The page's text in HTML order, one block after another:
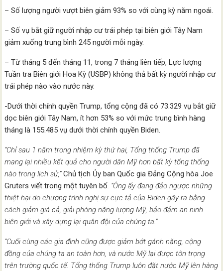
– Số lượng người vượt biên giảm 93% so với cùng kỳ năm ngoái.
– Số vụ bắt giữ người nhập cư trái phép tại biên giới Tây Nam
giảm xuống trung bình 245 người mỗi ngày.
– Từ tháng 5 đến tháng 11, trong 7 tháng liên tiếp, Lực lượng
Tuần tra Biên giới Hoa Kỳ (USBP) không thả bất kỳ người nhập cư
trái phép nào vào nước này.
-Dưới thời chính quyền Trump, tổng cộng đã có 73.329 vụ bắt giữ
dọc biên giới Tây Nam, ít hơn 53% so với mức trung bình hàng
tháng là 155.485 vụ dưới thời chính quyền Biden.
“Chỉ sau 1 năm trong nhiệm kỳ thứ hai, Tổng thống Trump đã
mang lại nhiều kết quả cho người dân Mỹ hơn bất kỳ tổng thống
nào trong lịch sử,”Chủ tịch Ủy ban Quốc gia Đảng Cộng hòa Joe
Gruters viết trong một tuyên bố. “Ông ấy đang đảo ngược những
thiệt hại do chương trình nghị sự cực tả của Biden gây ra bằng
cách giảm giá cả, giải phóng năng lượng Mỹ, bảo đảm an ninh
biên giới và xây dựng lại quân đội của chúng ta.”
“Cuối cùng các gia đình cũng được giảm bớt gánh nặng, cộng
đồng của chúng ta an toàn hơn, và nước Mỹ lại được tôn trọng
trên trường quốc tế. Tổng thống Trump luôn đặt nước Mỹ lên hàng